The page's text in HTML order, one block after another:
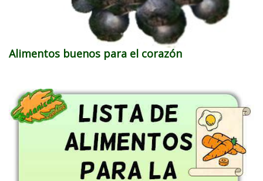
Alimentos buenos para el corazón